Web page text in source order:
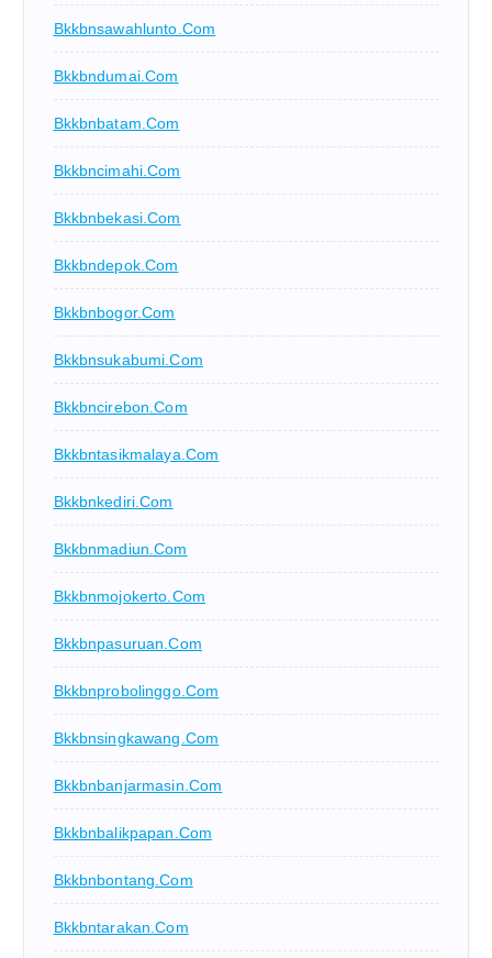
Bkkbnsawahlunto.com
Bkkbndumai.com
Bkkbnbatam.com
Bkkbncimahi.com
Bkkbnbekasi.com
Bkkbndepok.com
Bkkbnbogor.com
Bkkbnsukabumi.com
Bkkbncirebon.com
Bkkbntasikmalaya.com
Bkkbnkediri.com
Bkkbnmadiun.com
Bkkbnmojokerto.com
Bkkbnpasuruan.com
Bkkbnprobolinggo.com
Bkkbnsingkawang.com
Bkkbnbanjarmasin.com
Bkkbnbalikpapan.com
Bkkbnbontang.com
Bkkbntarakan.com